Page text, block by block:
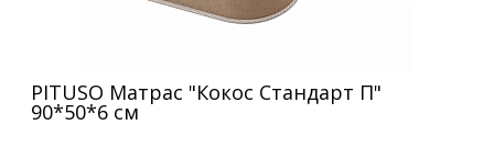
PITUSO Матрас "Кокос Стандарт П"
90*50*6 см